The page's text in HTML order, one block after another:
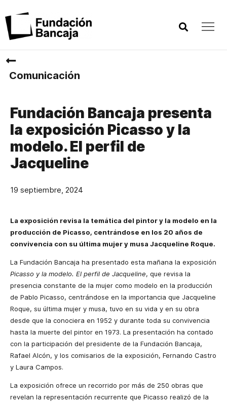
Comunicación
Fundación Bancaja presenta
la exposición Picasso y la
modelo. El perfil de
Jacqueline
19 septiembre, 2024
La exposición revisa la temática del pintor y la modelo en la
producción de Picasso, centrándose en los 20 años de
convivencia con su última mujer y musa Jacqueline Roque.
La Fundación Bancaja ha presentado esta mañana la exposición
Picasso y la modelo. El perfil de Jacqueline, que revisa la
presencia constante de la mujer como modelo en la producción
de Pablo Picasso, centrándose en la importancia que Jacqueline
Roque, su última mujer y musa, tuvo en su vida y en su obra
desde que la conociera en 1952 y durante toda su convivencia
hasta la muerte del pintor en 1973. La presentación ha contado
con la participación del presidente de la Fundación Bancaja,
Rafael Alcón, y los comisarios de la exposición, Fernando Castro
y Laura Campos.
La exposición ofrece un recorrido por más de 250 obras que
revelan la representación recurrente que Picasso realizó de la